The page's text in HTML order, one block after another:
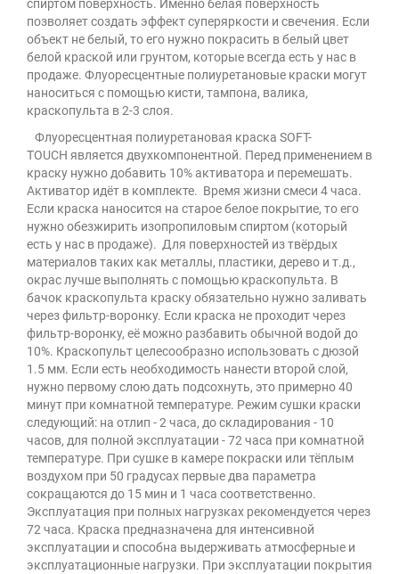
спиртом поверхность. Именно белая поверхность
позволяет создать эффект суперяркости и свечения. Если
объект не белый, то его нужно покрасить в белый цвет
белой краской или грунтом, которые всегда есть у нас в
продаже. Флуоресцентные полиуретановые краски могут
наноситься с помощью кисти, тампона, валика,
краскопульта в 2-3 слоя.
Флуоресцентная полиуретановая краска SOFT-
ТOUCH является двухкомпонентной. Перед применением в
краску нужно добавить 10% активатора и перемешать.
Активатор идёт в комплекте. Время жизни смеси 4 часа.
Если краска наносится на старое белое покрытие, то его
нужно обезжирить изопропиловым спиртом (который
есть у нас в продаже). Для поверхностей из твёрдых
материалов таких как металлы, пластики, дерево и т.д.,
окрас лучше выполнять с помощью краскопульта. В
бачок краскопульта краску обязательно нужно заливать
через фильтр-воронку. Если краска не проходит через
фильтр-воронку, её можно разбавить обычной водой до
10%. Краскопульт целесообразно использовать с дюзой
1.5 мм. Если есть необходимость нанести второй слой,
нужно первому слою дать подсохнуть, это примерно 40
минут при комнатной температуре. Режим сушки краски
следующий: на отлип - 2 часа, до складирования - 10
часов, для полной эксплуатации - 72 часа при комнатной
температуре. При сушке в камере покраски или тёплым
воздухом при 50 градусах первые два параметра
сокращаются до 15 мин и 1 часа соответственно.
Эксплуатация при полных нагрузках рекомендуется через
72 часа. Краска предназначена для интенсивной
эксплуатации и способна выдерживать атмосферные и
эксплуатационные нагрузки. При эксплуатации покрытия